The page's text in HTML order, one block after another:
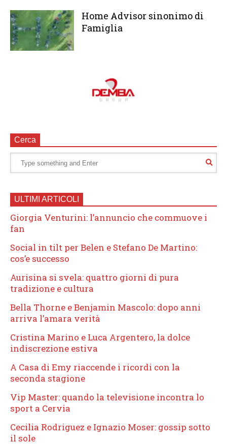
Home Advisor sinonimo di
Famiglia
Cerca
ULTIMI ARTICOLI
Giorgia Venturini: l’annuncio che commuove i
fan
Social in tilt per Belen e Stefano De Martino:
cos’e successo
Aurisina si svela: quattro giorni di pura
tradizione e cultura
Bella Thorne e Benjamin Mascolo: dopo anni
arriva l’amara verità
Cristina Marino e Luca Argentero, la dolce
indiscrezione estiva
A Casa di Emy riaccende i ricordi con la
seconda stagione
Vip Master: quando la televisione incontra lo
sport a Cervia
Cecilia Rodriguez e Ignazio Moser: gossip sotto
il sole